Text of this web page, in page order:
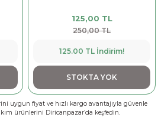
125,00 TL
250,00 TL
125.00 TL İndirim!
STOKTA YOK
uygun fiyat ve hızlı kargo avantajıyla güvenle
ürünlerini Diricanpazar’da keşfedin.